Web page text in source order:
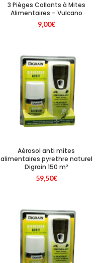
3 Pièges Collants à Mites
Alimentaires – Vulcano
9,00€
Aérosol anti mites
alimentaires pyrethre naturel
Digrain 150 m²
59,50€